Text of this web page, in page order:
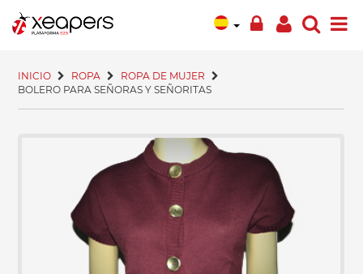
INICIO ROPA
ROPA DE MUJER
BOLERO PARA SEÑORAS Y SEÑORITAS